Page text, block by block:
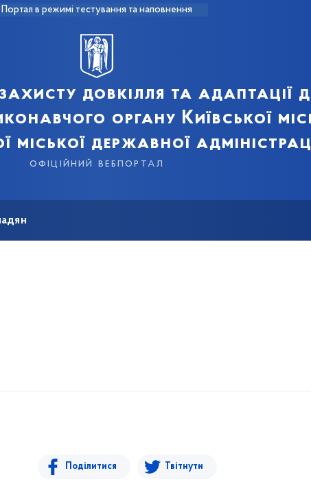
Портал в режимі тестування та наповнення
довкілля та адаптації
органу Київської
міської державної
офіційний вебпортал
Поділитися Твітнути